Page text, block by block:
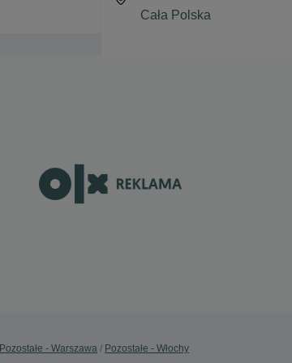
Pozostałe - Warszawa Pozostałe - Włochy